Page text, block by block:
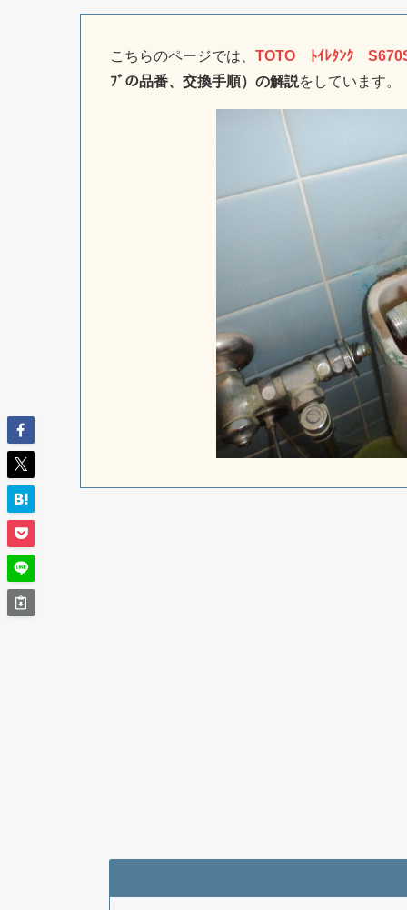
こちらのページでは、 TOTO ﾄｲﾚﾀﾝｸ
ﾌﾞの品番、交換手順）の解説をしています。